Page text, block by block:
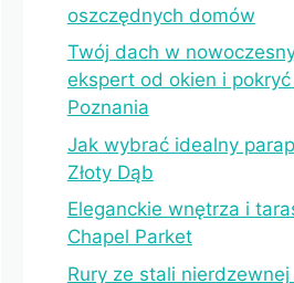
oszczędnych domów
Twój dach w
ekspert od okien i
Poznania
Jak wybrać idealny
Złoty Dąb
Eleganckie wnętrza i
Chapel Parket
Rury ze stali nierdzewnej